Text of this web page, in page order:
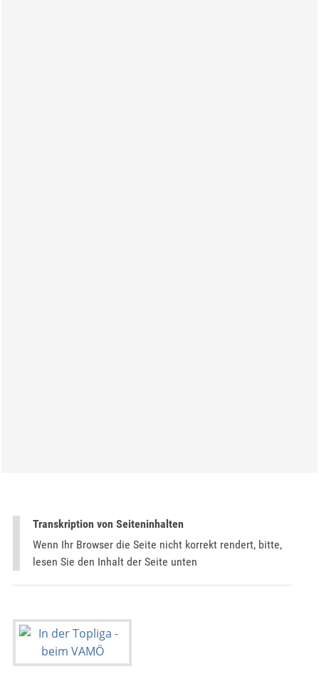
Transkription von Seiteninhalten
Wenn Ihr Browser die Seite nicht korrekt rendert, bitte,
lesen Sie den Inhalt der Seite unten